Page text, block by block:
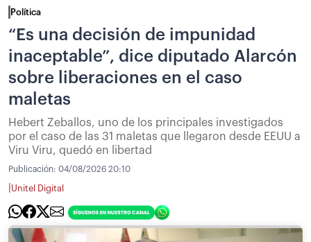
Política
“Es una decisión de impunidad
inaceptable”, dice diputado Alarcón
sobre liberaciones en el caso
maletas
Hebert Zeballos, uno de los principales investigados
por el caso de las 31 maletas que llegaron desde EEUU a
Viru Viru, quedó en libertad
Publicación: 04/08/2026 20:10
Unitel Digital